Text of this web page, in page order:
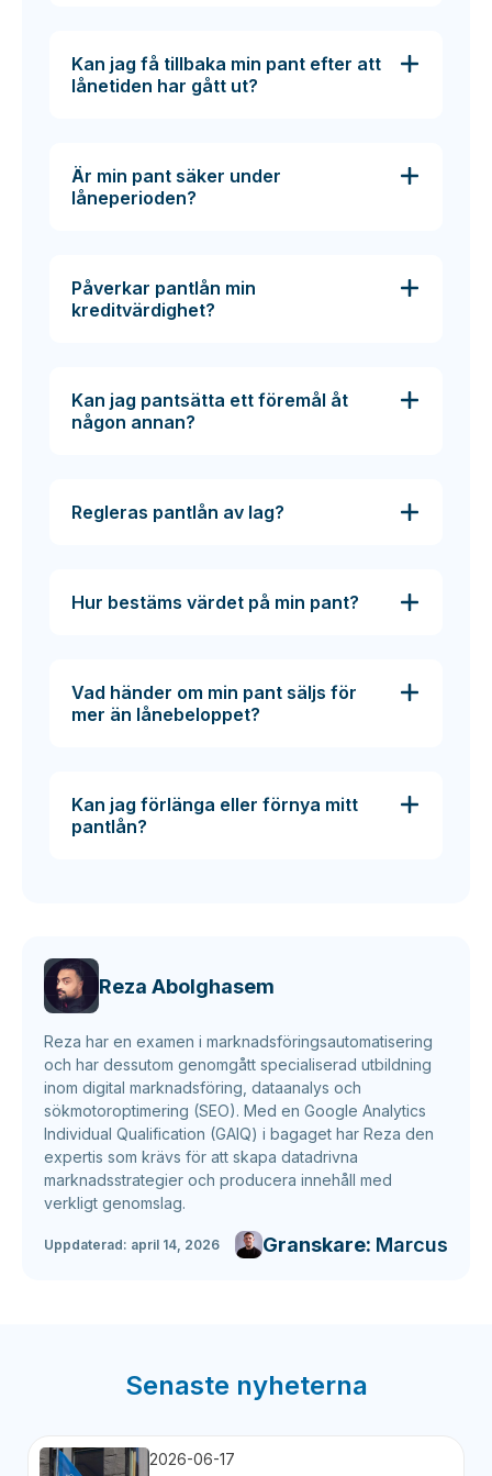
Kan jag få tillbaka min pant efter att
lånetiden har gått ut?
Är min pant säker under
låneperioden?
Påverkar pantlån min
kreditvärdighet?
Kan jag pantsätta ett föremål åt
någon annan?
Regleras pantlån av lag?
Hur bestäms värdet på min pant?
Vad händer om min pant säljs för
mer än lånebeloppet?
Kan jag förlänga eller förnya mitt
pantlån?
Reza Abolghasem
Reza har en examen i marknadsföringsautomatisering
och har dessutom genomgått specialiserad utbildning
inom digital marknadsföring, dataanalys och
sökmotoroptimering (SEO). Med en Google Analytics
Individual Qualification (GAIQ) i bagaget har Reza den
expertis som krävs för att skapa datadrivna
marknadsstrategier och producera innehåll med
verkligt genomslag.
Uppdaterad: april 14, 2026 Granskare: Marcus
Senaste nyheterna
2026-06-17